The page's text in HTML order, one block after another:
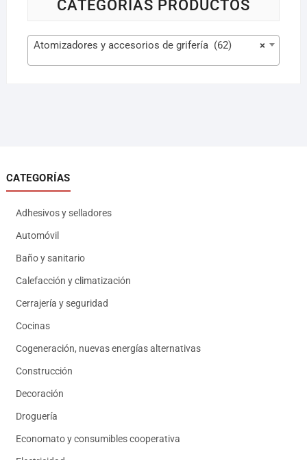
CATEGORÍAS PRODUCTOS
×
Atomizadores y accesorios de grifería (62)
CATEGORÍAS
Adhesivos y selladores
Automóvil
Baño y sanitario
Calefacción y climatización
Cerrajería y seguridad
Cocinas
Cogeneración, nuevas energías alternativas
Construcción
Decoración
Droguería
Economato y consumibles cooperativa